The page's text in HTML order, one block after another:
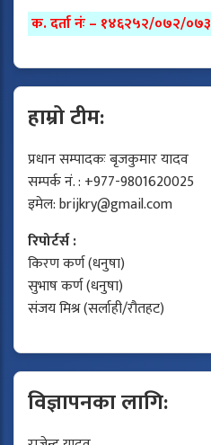
क. दर्ता नंः – १४६२५२/०७२/०७३
हाम्रो टीम:
प्रधान सम्पादकः बृजकुमार यादव
सम्पर्क नं. : +977-9801620025
इमेल:brijkry@gmail.com
रिपोर्टर्स :
किरण कर्ण (धनुषा)
सुभाष कर्ण (धनुषा)
संजय मिश्र (सर्लाही/रौतहट)
विज्ञापनका लागि: